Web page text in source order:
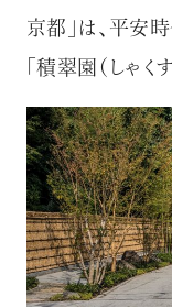
京都」は、平安
「積翠園（しゃく